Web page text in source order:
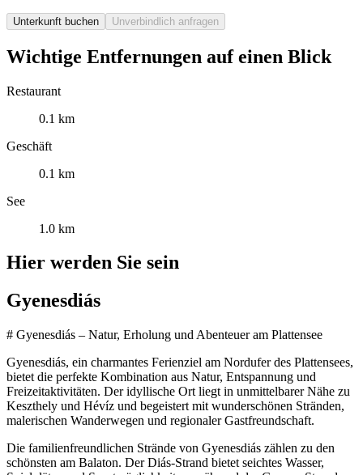
Unterkunft buchen Unverbindlich anfragen
Wichtige Entfernungen auf einen Blick
Restaurant
0.1 km
Geschäft
0.1 km
See
1.0 km
Hier werden Sie sein
Gyenesdiás
# Gyenesdiás – Natur, Erholung und Abenteuer am Plattensee
Gyenesdiás, ein charmantes Ferienziel am Nordufer des Plattensees,
bietet die perfekte Kombination aus Natur, Entspannung und
Freizeitaktivitäten. Der idyllische Ort liegt in unmittelbarer Nähe zu
Keszthely und Hévíz und begeistert mit wunderschönen Stränden,
malerischen Wanderwegen und regionaler Gastfreundschaft.
Die familienfreundlichen Strände von Gyenesdiás zählen zu den
schönsten am Balaton. Der Diás-Strand bietet seichtes Wasser,